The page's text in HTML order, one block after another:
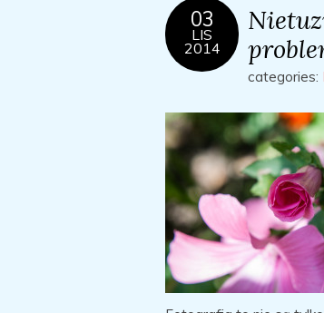
03
LIS
2014
categories: